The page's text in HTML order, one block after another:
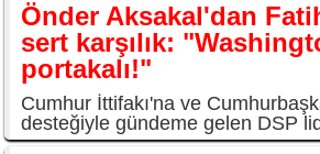
Önder Aksakal'dan
sert karşılık:
portakalı!"
Cumhur İttifakı'na ve
desteğiyle gündeme gelen DSP